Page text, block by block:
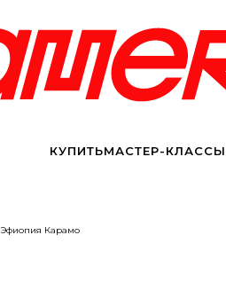
КУПИТЬМАСТЕР-КЛАССЫ
Эфиопия Карамо